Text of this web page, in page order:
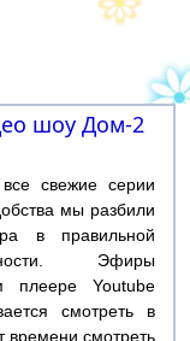
шоу Дом-2
свежие серии
мы разбили
в правильной
Эфиры
плеере Youtube
смотреть в
времени смотреть